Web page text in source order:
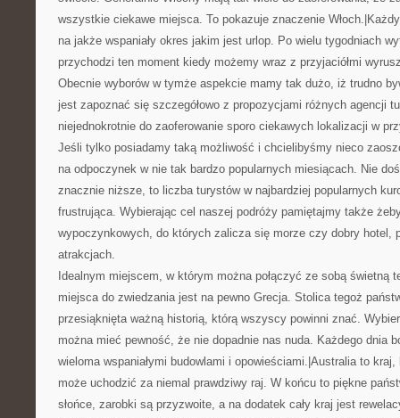
wszystkie ciekawe miejsca. To pokazuje znaczenie
na jakże wspaniały okres jakim jest urlop. Po wielu tygodniach
przychodzi ten moment kiedy możemy wraz z przyjaciółmi
Obecnie wyborów w tymże aspekcie mamy tak dużo, iż trudno
jest zapoznać się szczegółowo z propozycjami różnych agencji
niejednokrotnie do zaoferowanie sporo ciekawych lokalizacji w
Jeśli tylko posiadamy taką możliwość i chcielibyśmy nieco
na odpoczynek w nie tak bardzo popularnych miesiącach. Nie
znacznie niższe, to liczba turystów w najbardziej popularnych
frustrująca. Wybierając cel naszej podróży pamiętajmy także
wypoczynkowych, do których zalicza się morze czy dobry hotel,
atrakcjach.
Idealnym miejscem, w którym można połączyć ze sobą świetną
miejsca do zwiedzania jest na pewno Grecja. Stolica tegoż
przesiąknięta ważną historią, którą wszyscy powinni znać.
można mieć pewność, że nie dopadnie nas nuda. Każdego dnia
wieloma wspaniałymi budowlami i opowieściami.|Australia to kraj,
może uchodzić za niemal prawdziwy raj. W końcu to piękne
słońce, zarobki są przyzwoite, a na dodatek cały kraj jest